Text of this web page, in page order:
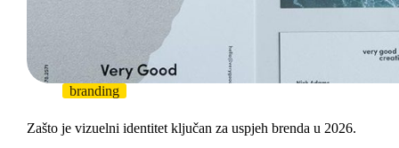
branding
Zašto je vizuelni identitet ključan za uspjeh brenda u 2026.